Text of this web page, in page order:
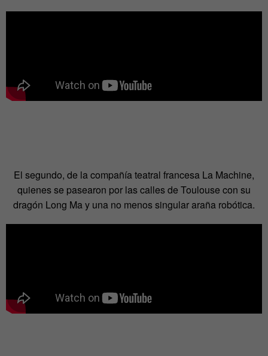
El segundo, de la compañía teatral francesa La Machine,
quienes se pasearon por las calles de Toulouse con su
dragón Long Ma y una no menos singular araña robótica.